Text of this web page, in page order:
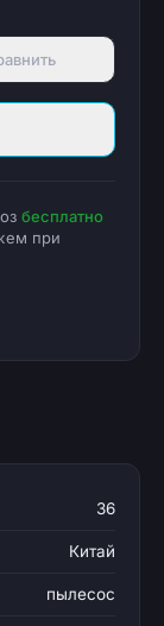
бесплатно
при
36
Китай
пылесос